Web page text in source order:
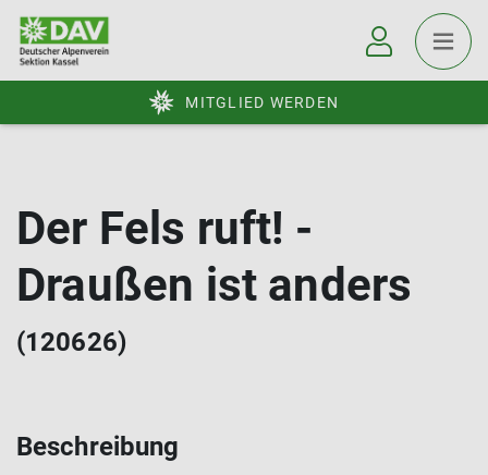
MITGLIED WERDEN
Der Fels ruft! -
Draußen ist anders
(120626)
Beschreibung